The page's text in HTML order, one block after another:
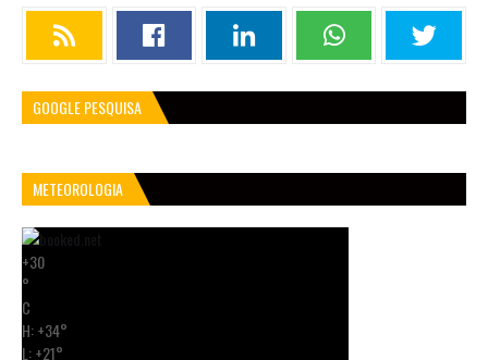
GOOGLE PESQUISA
METEOROLOGIA
+30
°
C
H:+34°
L:+21°